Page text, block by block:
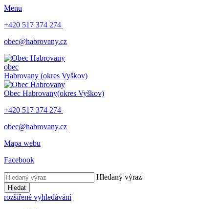
Menu
+420 517 374 274
obec@habrovany.cz
obec
Habrovany (okres Vyškov)
Obec Habrovany(okres Vyškov)
+420 517 374 274
obec@habrovany.cz
Mapa webu
Facebook
Hledaný výraz
Hledat
rozšířené vyhledávání